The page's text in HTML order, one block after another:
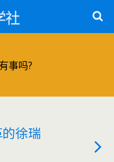
社
事吗?
徐瑞